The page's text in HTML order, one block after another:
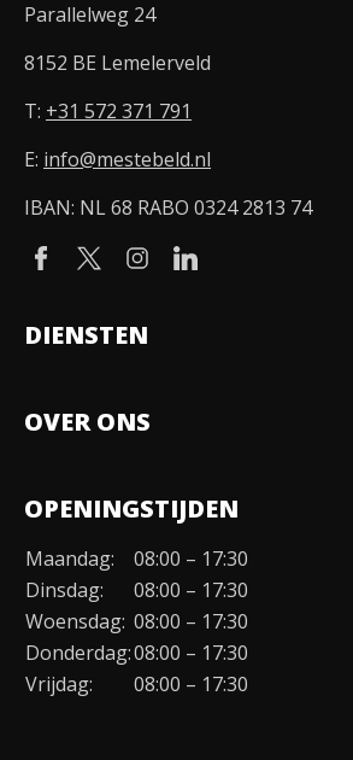
Parallelweg 24
8152 BE Lemelerveld
T: +31 572 371 791
E: info@mestebeld.nl
IBAN: NL 68 RABO 0324 2813 74
DIENSTEN
OVER ONS
Organisatie
Duurzaamheid
Werken bij
Contact
OPENINGSTIJDEN
Maandag:
08:00 – 17:30
Dinsdag:
08:00 – 17:30
Woensdag: 08:00 – 17:30
Donderdag:08:00 – 17:30
Vrijdag:
08:00 – 17:30